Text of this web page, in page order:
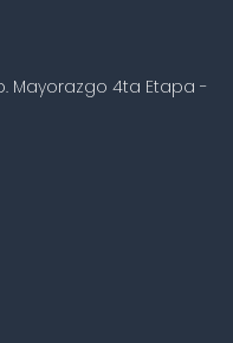
Mayorazgo 4ta Etapa -